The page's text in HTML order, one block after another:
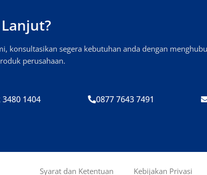
konsultasikan segera kebutuhan anda dengan
perusahaan.
3480 1404 0877 7643 7491
Syarat dan Ketentuan Kebijakan Privasi